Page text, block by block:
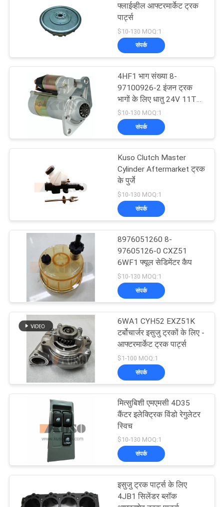
हिनो इंजन पार्ट्स
हिनो ब्रेक पार्ट्स
हिनो बॉडी पार्ट्स
ISUZU इंजन के पुर्जे
इसुज़ु ब्रेक पार्ट्स
फ्लाईव्हील आफ्टरमार्केट ट्रक
पार्ट्स
$10-130 MOQ:1
संपर्क
4HF1 भाग संख्या 8-
97100926-2 इंजन ट्रक
भागों के लिए धातु 24V 11T
स्टार्टर
$10-130 MOQ:1
संपर्क
Kuso Clutch Master
Cylinder Aftermarket ट्रक
के पुर्जे
$10-130 MOQ:1
संपर्क
8976051260 8-
97605126-0 CXZ51
6WF1 फ्यूल सेडिमेंटर कैप
$10-130 MOQ:1
संपर्क
6WA1 CYH52 EXZ51K
टर्बोचार्जर इसुजु ट्रकों के लिए -
आफ्टरमार्केट ट्रक पार्ट्स
$1-100 MOQ:1
संपर्क
मित्सुबिशी एमएमसी 4D35
कैंटर इलेक्ट्रिक विंडो रेगुलेटर
स्विच
$10-130 MOQ:1
संपर्क
इसुजु ट्रक पार्ट्स के लिए
4JB1 सिलेंडर ब्लॉक